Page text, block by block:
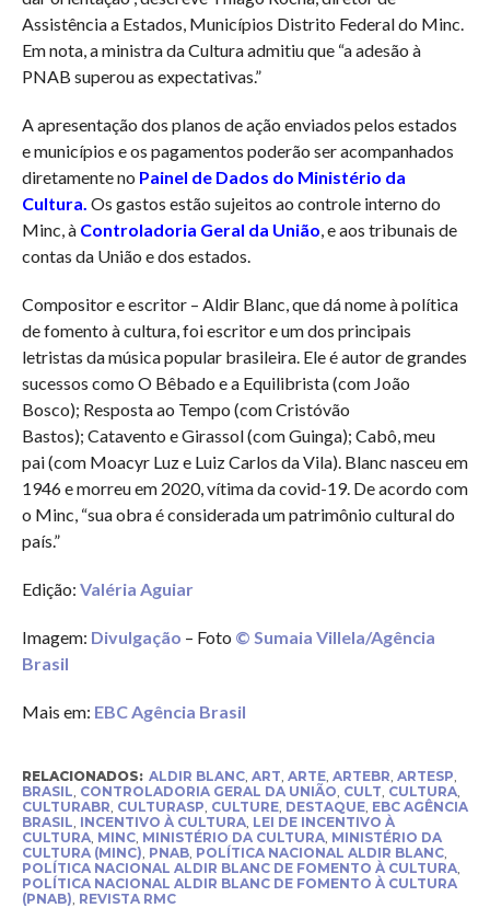
Assistência a Estados, Municípios Distrito Federal do Minc.
Em nota, a ministra da Cultura admitiu que “a adesão à
PNAB superou as expectativas.”
A apresentação dos planos de ação enviados pelos estados
e municípios e os pagamentos poderão ser acompanhados
diretamente no Painel de Dados do Ministério da
Cultura Os gastos estão sujeitos ao controle interno do
Minc, à Controladoria Geral da União , e aos tribunais de
contas da União e dos estados.
Compositor e escritor – Aldir Blanc, que dá nome à política
de fomento à cultura, foi escritor e um dos principais
letristas da música popular brasileira. Ele é autor de grandes
sucessos como O Bêbado e a Equilibrista (com João
Bosco); Resposta ao Tempo (com Cristóvão
Bastos); Catavento e Girassol (com Guinga); Cabô, meu
pai (com Moacyr Luz e Luiz Carlos da Vila). Blanc nasceu em
1946 e morreu em 2020, vítima da covid-19. De acordo com
o Minc, “sua obra é considerada um patrimônio cultural do
país.”
Edição: Valéria Aguiar
Imagem: Divulgação – Foto © Sumaia Villela/Agência
Brasil
Mais em: EBC Agência Brasil
RELACIONADOS: ALDIR BLANC, ART ARTE, ARTEBR ARTESP
BRASIL CONTROLADORIA GERAL DA UNIÃO CULT CULTURA,
CULTURABR CULTURASP CULTURE, DESTAQUE, EBC AGÊNCIA
BRASIL INCENTIVO À CULTURA, LEI DE INCENTIVO À
CULTURA, MINC, MINISTÉRIO DA CULTURA, MINISTÉRIO DA
CULTURA (MINC) PNAB, POLÍTICA NACIONAL ALDIR BLANC,
POLÍTICA NACIONAL ALDIR BLANC DE FOMENTO À CULTURA,
POLÍTICA NACIONAL ALDIR BLANC DE FOMENTO À CULTURA
(PNAB) REVISTA RMC